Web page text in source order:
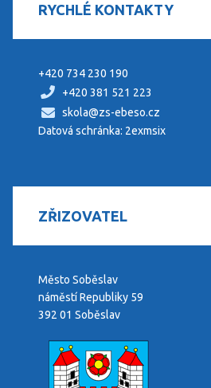
RYCHLÉ KONTAKTY
+420 734 230 190
+420 381 521 223
skola@zs-ebeso.cz
Datová schránka: 2exmsix
ZŘIZOVATEL
Město Soběslav
náměstí Republiky 59
392 01 Soběslav